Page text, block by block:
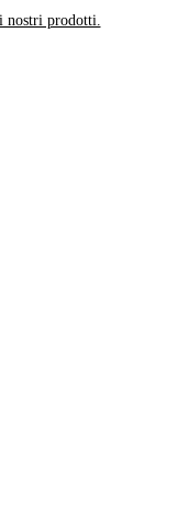
nostri prodotti.